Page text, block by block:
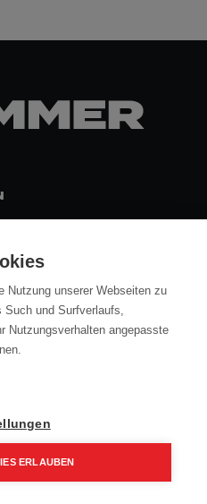
Nutzung unserer Webseiten zu
und Surfverlaufs,
Nutzungsverhalten angepasste
ERLAUBEN